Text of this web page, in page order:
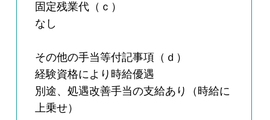
固定残業代（ｃ）
なし
その他の手当等付記事項（ｄ）
経験資格により時給優遇
別途、処遇改善手当の支給あり（時給に
上乗せ）